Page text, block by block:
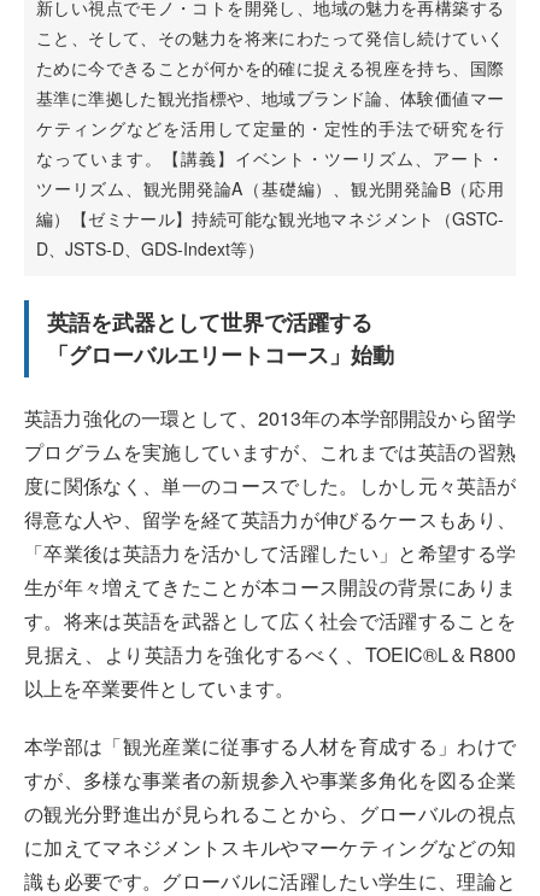
新しい視点でモノ・コトを開発し、地域の魅力を再構築する
こと、そして、その魅力を将来にわたって発信し続けていく
ために今できることが何かを的確に捉える視座を持ち、国際
基準に準拠した観光指標や、地域ブランド論、体験価値マー
ケティングなどを活用して定量的・定性的手法で研究を行
なっています。【講義】イベント・ツーリズム、アート・
ツーリズム、観光開発論A（基礎編）、観光開発論B（応用
編）【ゼミナール】持続可能な観光地マネジメント（GSTC-
D、JSTS-D、GDS-Indext等）
英語を武器として世界で活躍する
「グローバルエリートコース」始動
英語力強化の一環として、2013年の本学部開設から留学
プログラムを実施していますが、これまでは英語の習熟
度に関係なく、単一のコースでした。しかし元々英語が
得意な人や、留学を経て英語力が伸びるケースもあり、
「卒業後は英語力を活かして活躍したい」と希望する学
生が年々増えてきたことが本コース開設の背景にありま
す。将来は英語を武器として広く社会で活躍することを
見据え、より英語力を強化するべく、TOEIC®L＆R800
以上を卒業要件としています。
本学部は「観光産業に従事する人材を育成する」わけで
すが、多様な事業者の新規参入や事業多角化を図る企業
の観光分野進出が見られることから、グローバルの視点
に加えてマネジメントスキルやマーケティングなどの知
識も必要です。グローバルに活躍したい学生に、理論と